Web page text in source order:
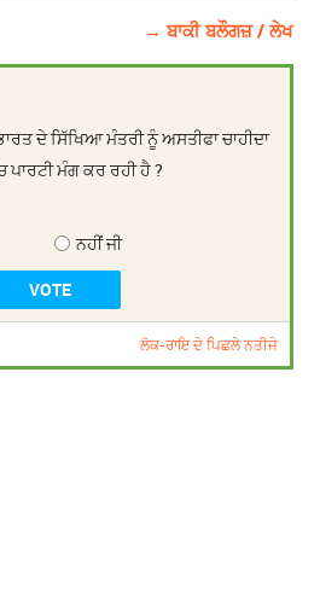
→ ਬਾਕੀ ਬਲੌਗਜ਼ / ਲੇਖ
ਦੇ ਸਿੱਖਿਆ ਮੰਤਰੀ ਨੂੰ ਅਸਤੀਫਾ ਚਾਹੀਦਾ
ਪਾਰਟੀ ਮੰਗ ਕਰ ਰਹੀ ਹੈ ?
ਨਹੀਂ ਜੀ
ਲੋਕ-ਰਾਇ ਦੇ ਪਿਛਲੇ ਨਤੀਜੇ